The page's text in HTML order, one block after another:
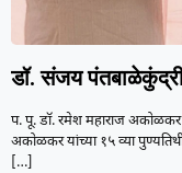
डॉ. संजय पंतबाळेकुंद्री
प. पू. डॉ. रमेश महाराज अकोळकर
अकोळकर यांच्या १५ व्या
[…]